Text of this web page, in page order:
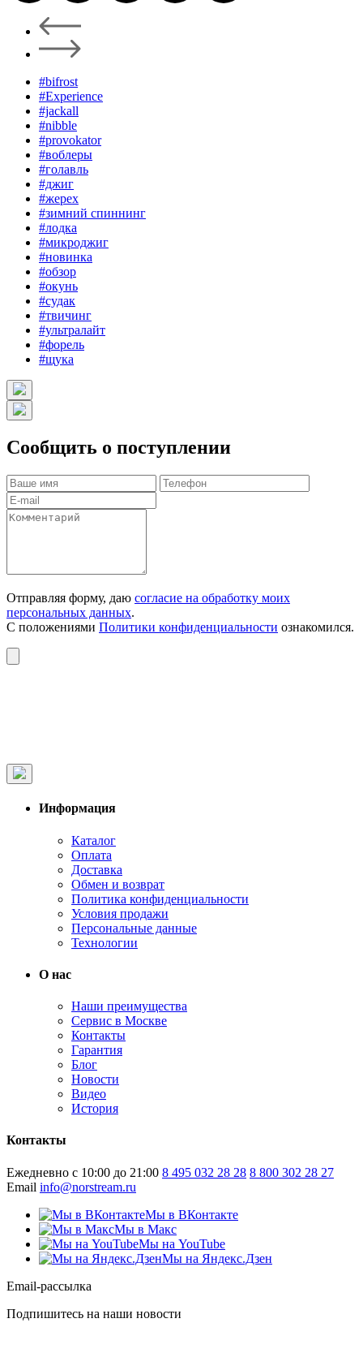
#bifrost
#Experience
#jackall
#nibble
#provokator
#воблеры
#голавль
#джиг
#жерех
#зимний спиннинг
#лодка
#микроджиг
#новинка
#обзор
#окунь
#судак
#твичинг
#ультралайт
#форель
#щука
Сообщить о поступлении
Отправляя форму, даю согласие на обработку моих
персональных данных.
С положениями Политики конфиденциальности ознакомился.
Информация
Каталог
Оплата
Доставка
Обмен и возврат
Политика конфиденциальности
Условия продажи
Персональные данные
Технологии
О нас
Наши преимущества
Сервис в Москве
Контакты
Гарантия
Блог
Новости
Видео
История
Контакты
Ежедневно с 10:00 до 21:00 8 495 032 28 28 8 800 302 28 27
Email info@norstream.ru
Мы в ВКонтакте
Мы в Макс
Мы на YouTube
Мы на Яндекс.Дзен
Email-рассылка
Подпишитесь на наши новости